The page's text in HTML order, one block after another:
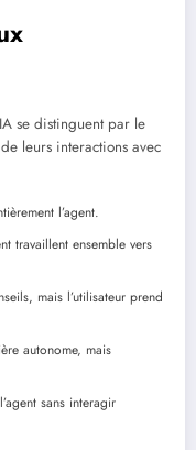
se distinguent par le
leurs interactions avec
l’agent.
travaillent ensemble vers
mais l’utilisateur prend
autonome, mais
sans interagir